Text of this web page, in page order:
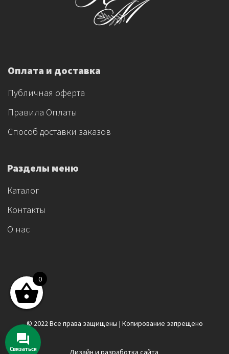
Оплата и доставка
Публичная оферта
Правила Оплаты
Способ доставки заказов
Разделы меню
Каталог
Контакты
О нас
© 2022 Все права защищены | Копирование запрещено
Дизайн и разработка сайта
0
Связаться